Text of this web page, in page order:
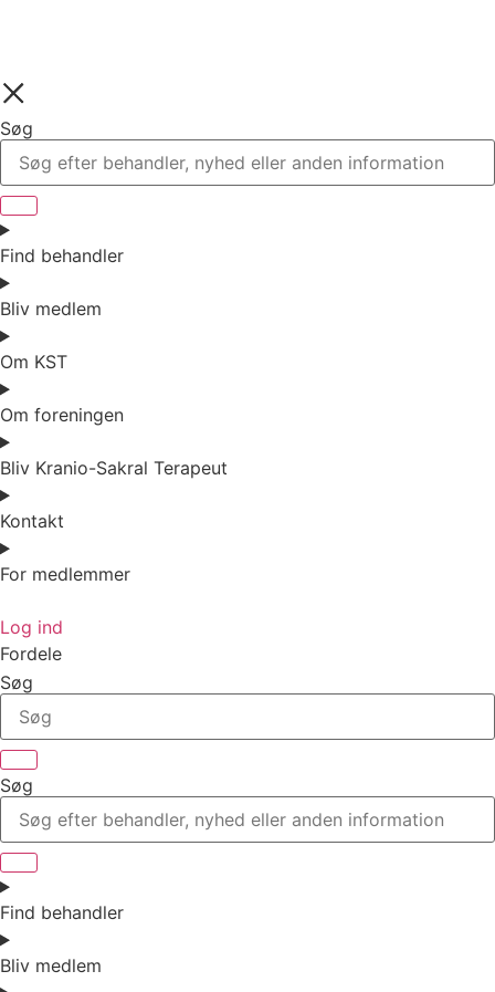
Søg
Find behandler
Bliv medlem
Om KST
Om foreningen
Bliv Kranio-Sakral Terapeut
Kontakt
For medlemmer
Log ind
Fordele
Søg
Søg
Find behandler
Bliv medlem